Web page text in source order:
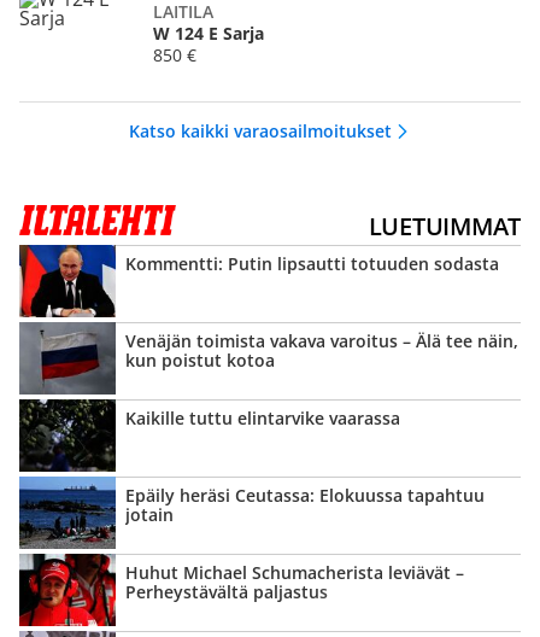
LAITILA
W 124 E Sarja
850 €
Katso kaikki varaosailmoitukset
LUETUIMMAT
Kommentti: Putin lipsautti totuuden sodasta
Venäjän toimista vakava varoitus – Älä tee näin,
kun poistut kotoa
Kaikille tuttu elintarvike vaarassa
Epäily heräsi Ceutassa: Elokuussa tapahtuu
jotain
Huhut Michael Schumacherista leviävät –
Perheystävältä paljastus